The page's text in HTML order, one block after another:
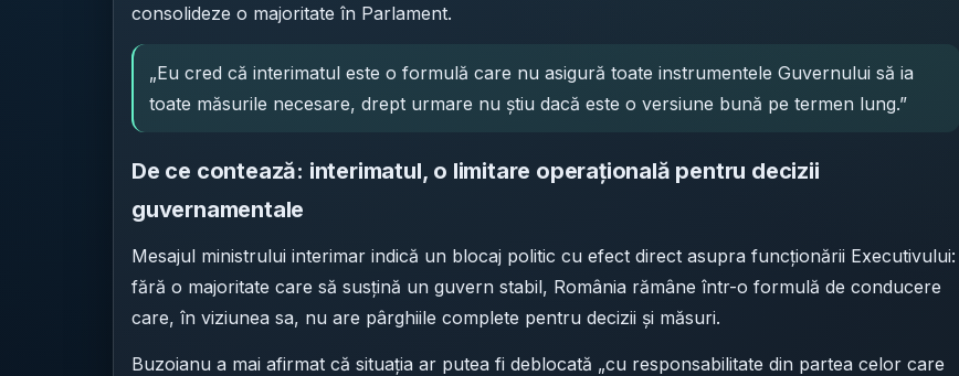
consolideze o majoritate în Parlament.
„Eu cred că interimatul este o formulă care nu asigură toate instrumentele Guvernului să ia
toate măsurile necesare, drept urmare nu știu dacă este o versiune bună pe termen lung.”
De ce contează: interimatul, o limitare operațională pentru decizii
guvernamentale
Mesajul ministrului interimar indică un blocaj politic cu efect direct asupra funcționării Executivului:
fără o majoritate care să susțină un guvern stabil, România rămâne într-o formulă de conducere
care, în viziunea sa, nu are pârghiile complete pentru decizii și măsuri.
Buzoianu a mai afirmat că situația ar putea fi deblocată „cu responsabilitate din partea celor care